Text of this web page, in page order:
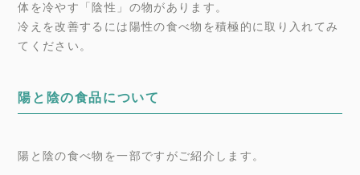
体を冷やす「陰性」の物があります。
冷えを改善するには陽性の食べ物を積極的に取り入れてみ
てください。
陽と陰の食品について
陽と陰の食べ物を一部ですがご紹介します。